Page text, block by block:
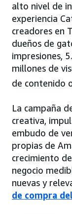
alto nivel de
experiencia
creadores en
dueños de
impresiones,
millones de
de contenido
La campaña
creativa,
embudo de
propias de
crecimiento
negocio
nuevas y
de compra